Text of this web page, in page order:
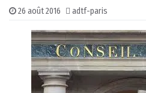
26 août 2016 adtf-paris